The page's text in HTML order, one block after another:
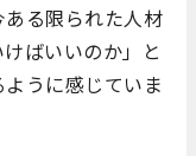
る限られた人材
ばいいのか」と
うに感じていま